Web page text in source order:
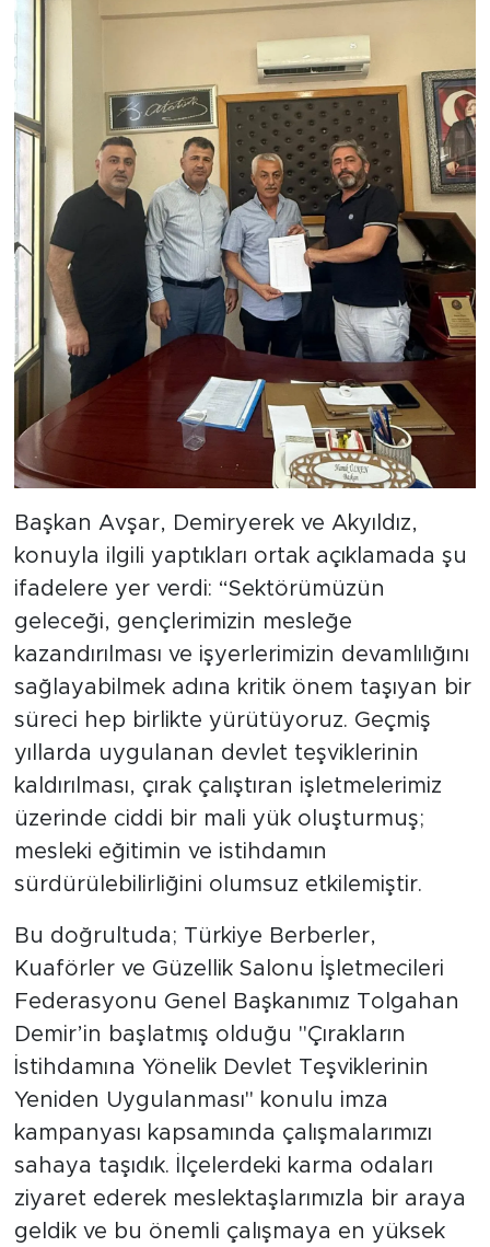
Başkan Avşar, Demiryerek ve Akyıldız,
konuyla ilgili yaptıkları ortak açıklamada şu
ifadelere yer verdi: “Sektörümüzün
geleceği, gençlerimizin mesleğe
kazandırılması ve işyerlerimizin devamlılığını
sağlayabilmek adına kritik önem taşıyan bir
süreci hep birlikte yürütüyoruz. Geçmiş
yıllarda uygulanan devlet teşviklerinin
kaldırılması, çırak çalıştıran işletmelerimiz
üzerinde ciddi bir mali yük oluşturmuş;
mesleki eğitimin ve istihdamın
sürdürülebilirliğini olumsuz etkilemiştir.
Bu doğrultuda; Türkiye Berberler,
Kuaförler ve Güzellik Salonu İşletmecileri
Federasyonu Genel Başkanımız Tolgahan
Demir’in başlatmış olduğu "Çırakların
İstihdamına Yönelik Devlet Teşviklerinin
Yeniden Uygulanması" konulu imza
kampanyası kapsamında çalışmalarımızı
sahaya taşıdık. İlçelerdeki karma odaları
ziyaret ederek meslektaşlarımızla bir araya
geldik ve bu önemli çalışmaya en yüksek